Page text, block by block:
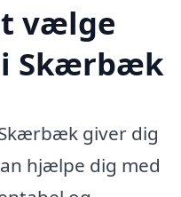
vælge
Skærbæk
giver dig
hjælpe dig med